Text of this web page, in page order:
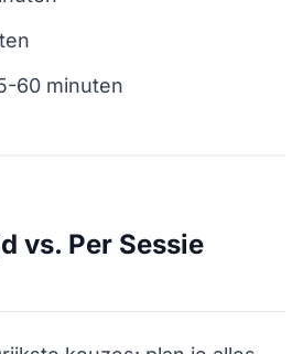
60 minuten
vs. Per Sessie